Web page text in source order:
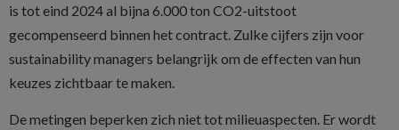
is tot eind 2024 al bijna 6.000 ton CO2-uitstoot
gecompenseerd binnen het contract. Zulke cijfers zijn voor
sustainability managers belangrijk om de effecten van hun
keuzes zichtbaar te maken.
De metingen beperken zich niet tot milieuaspecten. Er wordt